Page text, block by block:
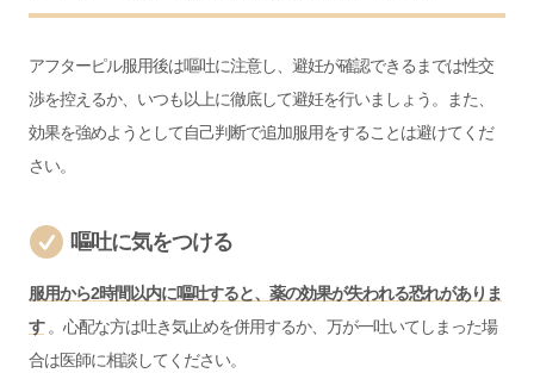
アフターピル服用後は嘔吐に注意し、避妊が確認できるまでは性交
渉を控えるか、いつも以上に徹底して避妊を行いましょう。また、
効果を強めようとして自己判断で追加服用をすることは避けてくだ
さい。
嘔吐に気をつける
服用から2時間以内に嘔吐すると、薬の効果が失われる恐れがありま
す。心配な方は吐き気止めを併用するか、万が一吐いてしまった場
合は医師に相談してください。